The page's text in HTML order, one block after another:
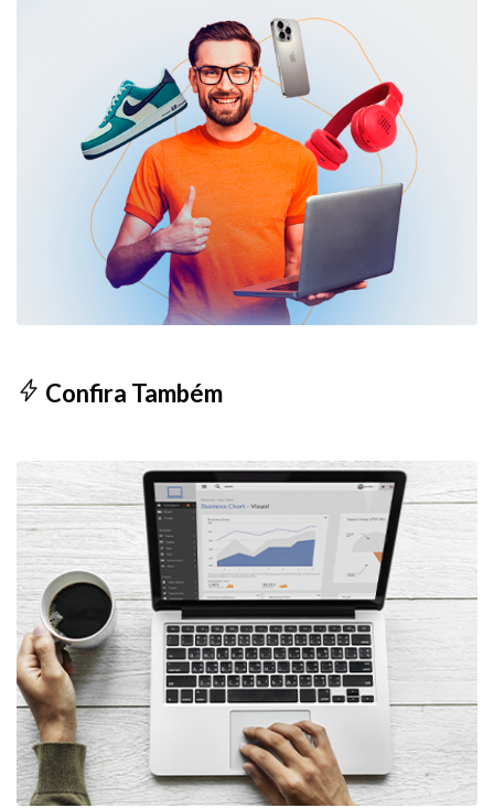
Confira Também